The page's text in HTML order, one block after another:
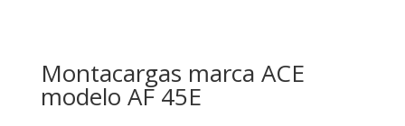
Montacargas marca ACE
modelo AF 45E